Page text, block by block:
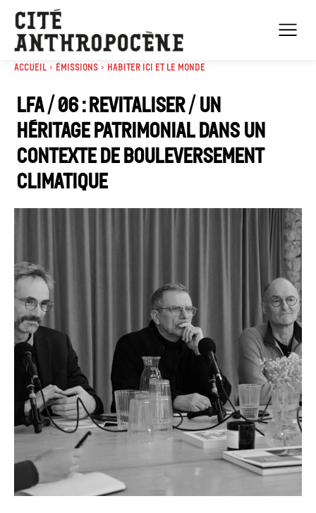
Accueil Émissions Habiter Ici et le Monde
LFA / 06 : Revitaliser / Un
héritage patrimonial dans un
contexte de bouleversement
climatique